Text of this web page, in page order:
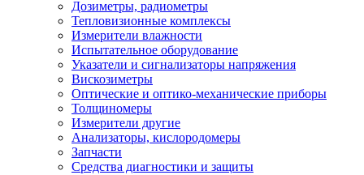
Дозиметры, радиометры
Тепловизионные комплексы
Измерители влажности
Испытательное оборудование
Указатели и сигнализаторы напряжения
Вискозиметры
Оптические и оптико-механические приборы
Толщиномеры
Измерители другие
Анализаторы, кислородомеры
Запчасти
Средства диагностики и защиты